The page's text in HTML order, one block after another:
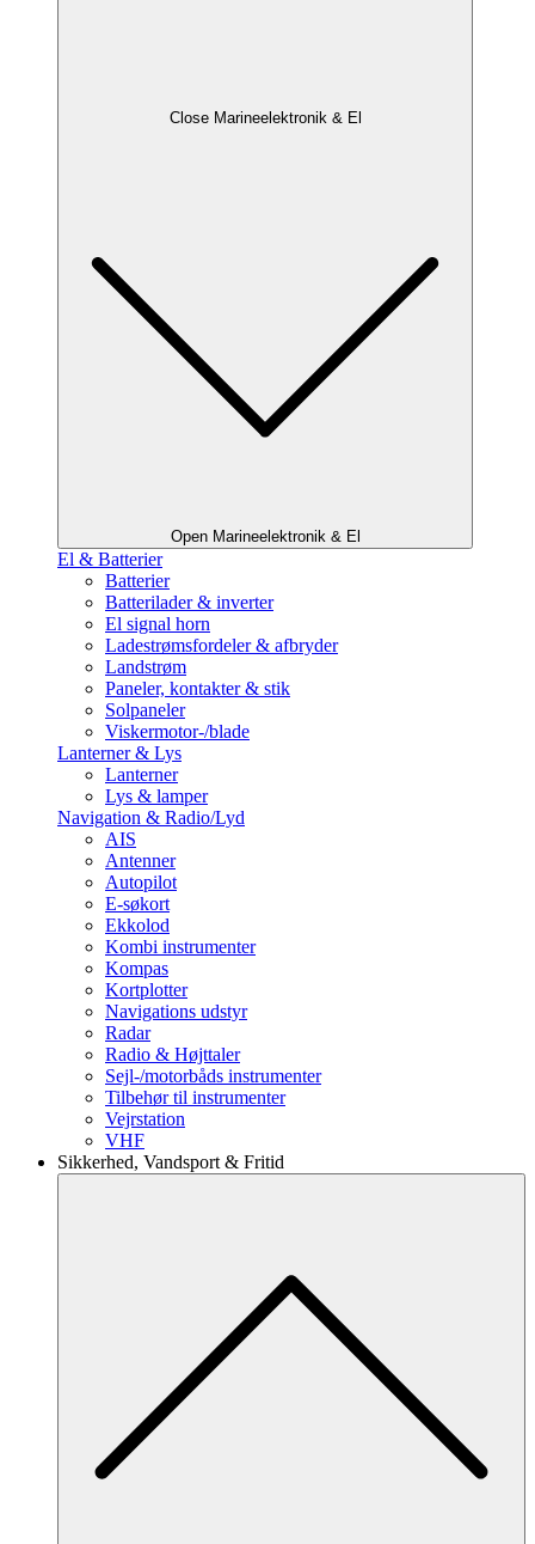
Close Marineelektronik & El
Open Marineelektronik & El
El & Batterier
Batterier
Batterilader & inverter
El signal horn
Ladestrømsfordeler & afbryder
Landstrøm
Paneler, kontakter & stik
Solpaneler
Viskermotor-/blade
Lanterner & Lys
Lanterner
Lys & lamper
Navigation & Radio/Lyd
AIS
Antenner
Autopilot
E-søkort
Ekkolod
Kombi instrumenter
Kompas
Kortplotter
Navigations udstyr
Radar
Radio & Højttaler
Sejl-/motorbåds instrumenter
Tilbehør til instrumenter
Vejrstation
VHF
Sikkerhed, Vandsport & Fritid